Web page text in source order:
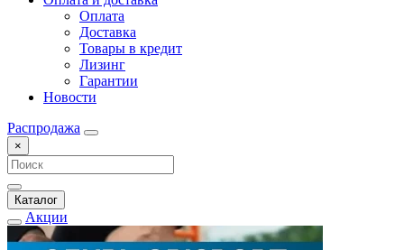
Оплата
Доставка
Товары в кредит
Лизинг
Гарантии
Новости
Распродажа
×
Каталог
Акции